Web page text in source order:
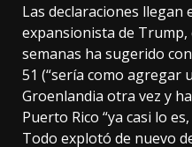
Las declaraciones llegan
expansionista de
semanas ha sugerido
51 (“sería como agregar
Groenlandia otra vez y
Puerto Rico “ya casi lo
Todo explotó de nuevo